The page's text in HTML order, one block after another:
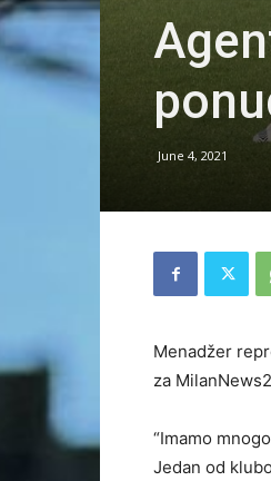
June 4, 2021
Menadžer
za
“Imamo
Jedan od